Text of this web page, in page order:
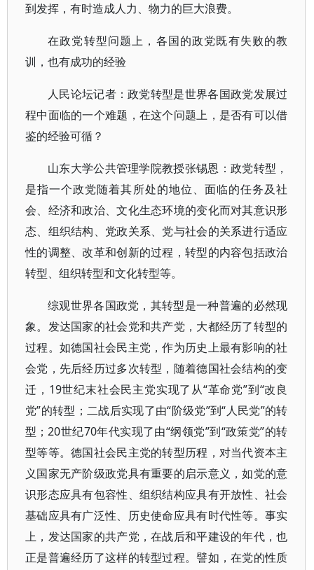
到发挥，有时造成人力、物力的巨大浪费。
在政党转型问题上，各国的政党既有失败的教
训，也有成功的经验
人民论坛记者：政党转型是世界各国政党发展过
程中面临的一个难题，在这个问题上，是否有可以借
鉴的经验可循？
山东大学公共管理学院教授张锡恩：政党转型，
是指一个政党随着其所处的地位、面临的任务及社
会、经济和政治、文化生态环境的变化而对其意识形
态、组织结构、党政关系、党与社会的关系进行适应
性的调整、改革和创新的过程，转型的内容包括政治
转型、组织转型和文化转型等。
综观世界各国政党，其转型是一种普遍的必然现
象。发达国家的社会党和共产党，大都经历了转型的
过程。如德国社会民主党，作为历史上最有影响的社
会党，先后经历过多次转型，随着德国社会结构的变
迁，19世纪末社会民主党实现了从“革命党”到“改良
党”的转型；二战后实现了由“阶级党”到“人民党”的转
型；20世纪70年代实现了由“纲领党”到“政策党”的转
型等等。德国社会民主党的转型历程，对当代资本主
义国家无产阶级政党具有重要的启示意义，如党的意
识形态应具有包容性、组织结构应具有开放性、社会
基础应具有广泛性、历史使命应具有时代性等。事实
上，发达国家的共产党，在战后和平建设的年代，也
正是普遍经历了这样的转型过程。譬如，在党的性质